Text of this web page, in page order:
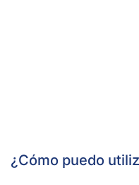
¿Cómo puedo